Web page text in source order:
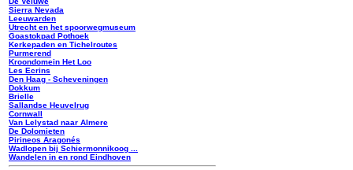
Sierra Nevada
Leeuwarden
Utrecht en het spoorwegmuseum
Goastokpad Pothoek
Kerkepaden en Tichelroutes
Purmerend
Kroondomein Het Loo
Les Ecrins
Den Haag - Scheveningen
Dokkum
Brielle
Sallandse Heuvelrug
Cornwall
Van Lelystad naar Almere
De Dolomieten
Pirineos Aragonés
Wadlopen bij Schiermonnikoog ...
Wandelen in en rond Eindhoven